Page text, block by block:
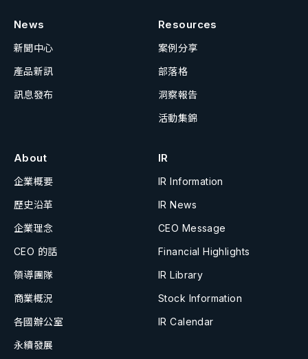
News
新聞中心
產品新訊
訊息發布
Resources
案例分享
部落格
洞察報告
活動集錦
About
企業概要
歷史沿革
企業理念
CEO 的話
領導團隊
商業概況
各國辦公室
永續發展
IR
IR Information
IR News
CEO Message
Financial Highlights
IR Library
Stock Information
IR Calendar